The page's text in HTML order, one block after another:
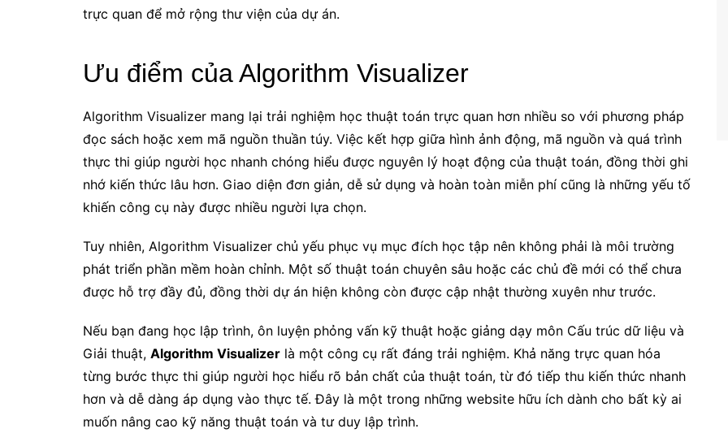
trực quan để mở rộng thư viện của dự án.
Ưu điểm của Algorithm Visualizer
Algorithm Visualizer mang lại trải nghiệm học thuật toán trực quan hơn nhiều so với phương pháp
đọc sách hoặc xem mã nguồn thuần túy. Việc kết hợp giữa hình ảnh động, mã nguồn và quá trình
thực thi giúp người học nhanh chóng hiểu được nguyên lý hoạt động của thuật toán, đồng thời ghi
nhớ kiến thức lâu hơn. Giao diện đơn giản, dễ sử dụng và hoàn toàn miễn phí cũng là những yếu tố
khiến công cụ này được nhiều người lựa chọn.
Tuy nhiên, Algorithm Visualizer chủ yếu phục vụ mục đích học tập nên không phải là môi trường
phát triển phần mềm hoàn chỉnh. Một số thuật toán chuyên sâu hoặc các chủ đề mới có thể chưa
được hỗ trợ đầy đủ, đồng thời dự án hiện không còn được cập nhật thường xuyên như trước.
Nếu bạn đang học lập trình, ôn luyện phỏng vấn kỹ thuật hoặc giảng dạy môn Cấu trúc dữ liệu và
Giải thuật, Algorithm Visualizer là một công cụ rất đáng trải nghiệm. Khả năng trực quan hóa
từng bước thực thi giúp người học hiểu rõ bản chất của thuật toán, từ đó tiếp thu kiến thức nhanh
hơn và dễ dàng áp dụng vào thực tế. Đây là một trong những website hữu ích dành cho bất kỳ ai
muốn nâng cao kỹ năng thuật toán và tư duy lập trình.